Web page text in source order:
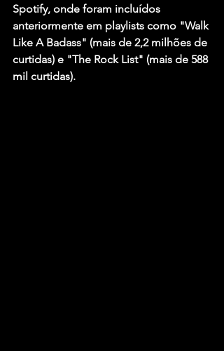
Spotify, onde foram incluídos
anteriormente em playlists como "Walk
Like A Badass" (mais de 2,2 milhões de
curtidas) e "The Rock List" (mais de 588
mil curtidas).